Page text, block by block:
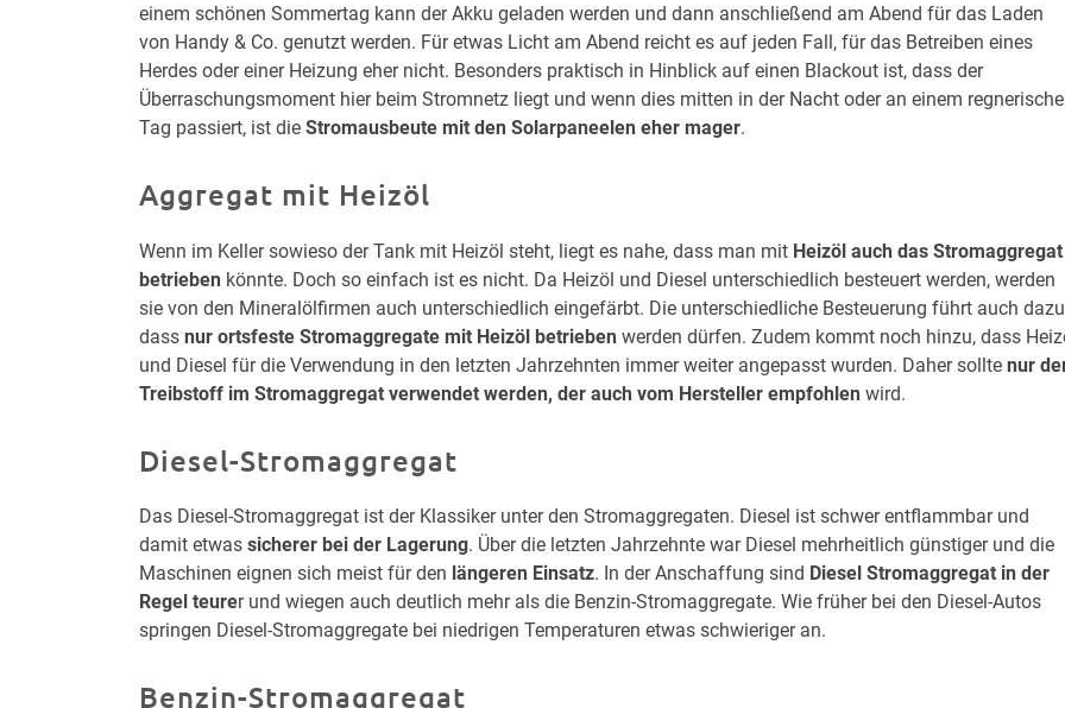
einem schönen Sommertag kann der Akku geladen werden und dann anschließend am Abend für das Laden
von Handy & Co. genutzt werden. Für etwas Licht am Abend reicht es auf jeden Fall, für das Betreiben eines
Herdes oder einer Heizung eher nicht. Besonders praktisch in Hinblick auf einen Blackout ist, dass der
Überraschungsmoment hier beim Stromnetz liegt und wenn dies mitten in der Nacht oder an einem
Tag passiert, ist die Stromausbeute mit den Solarpaneelen eher mager.
Aggregat mit Heizöl
Wenn im Keller sowieso der Tank mit Heizöl steht, liegt es nahe, dass man mit Heizöl auch das Stromaggregat
betrieben könnte. Doch so einfach ist es nicht. Da Heizöl und Diesel unterschiedlich besteuert werden, werden
sie von den Mineralölfirmen auch unterschiedlich eingefärbt. Die unterschiedliche Besteuerung führt auch
dass nur ortsfeste Stromaggregate mit Heizöl betrieben werden dürfen. Zudem kommt noch hinzu, dass
und Diesel für die Verwendung in den letzten Jahrzehnten immer weiter angepasst wurden. Daher sollte nur
Treibstoff im Stromaggregat verwendet werden, der auch vom Hersteller empfohlen wird.
Diesel-Stromaggregat
Das Diesel-Stromaggregat ist der Klassiker unter den Stromaggregaten. Diesel ist schwer entflammbar und
damit etwas sicherer bei der Lagerung. Über die letzten Jahrzehnte war Diesel mehrheitlich günstiger und die
Maschinen eignen sich meist für den längeren Einsatz. In der Anschaffung sind Diesel Stromaggregat in der
Regel teurer und wiegen auch deutlich mehr als die Benzin-Stromaggregate. Wie früher bei den Diesel-Autos
springen Diesel-Stromaggregate bei niedrigen Temperaturen etwas schwieriger an.
Benzin-Stromaggregat